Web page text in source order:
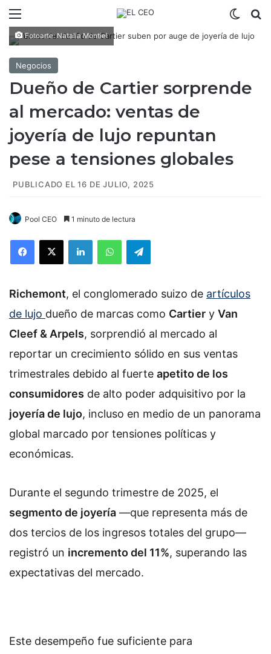
Fotoarte: Natalia Montiel
Negocios
Dueño de Cartier sorprende
al mercado: ventas de
joyería de lujo repuntan
pese a tensiones globales
PUBLICADO EL 16 DE JULIO, 2025
Pool CEO 1 minuto de lectura
Richemont, el conglomerado suizo de artículos
de lujo dueño de marcas como Cartier y Van
Cleef & Arpels, sorprendió al mercado al
reportar un crecimiento sólido en sus ventas
trimestrales debido al fuerte apetito de los
consumidores de alto poder adquisitivo por la
joyería de lujo, incluso en medio de un panorama
global marcado por tensiones políticas y
económicas.
Durante el segundo trimestre de 2025, el
segmento de joyería —que representa más de
dos tercios de los ingresos totales del grupo—
registró un incremento del 11%, superando las
expectativas del mercado.
Este desempeño fue suficiente para